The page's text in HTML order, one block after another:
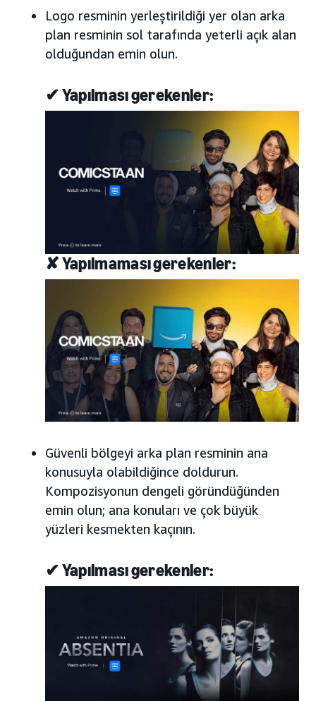
Logo resminin yerleştirildiği yer olan arka
plan resminin sol tarafında yeterli açık alan
olduğundan emin olun.
✔ Yapılması gerekenler:
✘ Yapılmaması gerekenler:
Güvenli bölgeyi arka plan resminin ana
konusuyla olabildiğince doldurun.
Kompozisyonun dengeli göründüğünden
emin olun; ana konuları ve çok büyük
yüzleri kesmekten kaçının.
✔ Yapılması gerekenler: